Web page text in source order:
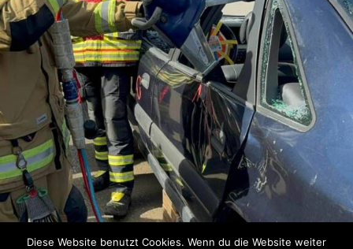
Diese Website benutzt Cookies. Wenn du die Website weiter